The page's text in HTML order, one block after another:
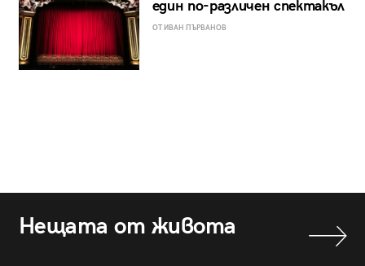
един по-различен спектакъл
ОТ ИВАН ПЪРВАНОВ
Нещата от живота